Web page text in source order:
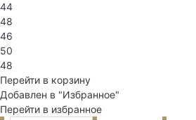
44
48
46
50
48
Перейти в корзину
Добавлен в "Избранное"
Перейти в избранное